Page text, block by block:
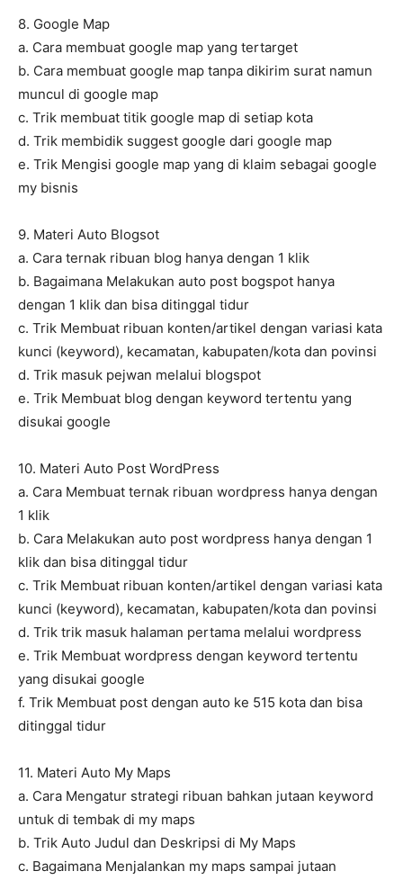
8. Google Map
a. Cara membuat google map yang tertarget
b. Cara membuat google map tanpa dikirim surat namun
muncul di google map
c. Trik membuat titik google map di setiap kota
d. Trik membidik suggest google dari google map
e. Trik Mengisi google map yang di klaim sebagai google
my bisnis
9. Materi Auto Blogsot
a. Cara ternak ribuan blog hanya dengan 1 klik
b. Bagaimana Melakukan auto post bogspot hanya
dengan 1 klik dan bisa ditinggal tidur
c. Trik Membuat ribuan konten/artikel dengan variasi kata
kunci (keyword), kecamatan, kabupaten/kota dan povinsi
d. Trik masuk pejwan melalui blogspot
e. Trik Membuat blog dengan keyword tertentu yang
disukai google
10. Materi Auto Post WordPress
a. Cara Membuat ternak ribuan wordpress hanya dengan
1 klik
b. Cara Melakukan auto post wordpress hanya dengan 1
klik dan bisa ditinggal tidur
c. Trik Membuat ribuan konten/artikel dengan variasi kata
kunci (keyword), kecamatan, kabupaten/kota dan povinsi
d. Trik trik masuk halaman pertama melalui wordpress
e. Trik Membuat wordpress dengan keyword tertentu
yang disukai google
f. Trik Membuat post dengan auto ke 515 kota dan bisa
ditinggal tidur
11. Materi Auto My Maps
a. Cara Mengatur strategi ribuan bahkan jutaan keyword
untuk di tembak di my maps
b. Trik Auto Judul dan Deskripsi di My Maps
c. Bagaimana Menjalankan my maps sampai jutaan